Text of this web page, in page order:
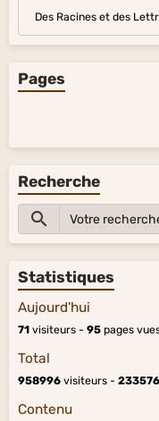
Des Racines et des
Pages
Recherche
Statistiques
Aujourd'hui
71 visiteurs - 95 pages
Total
958996 visiteurs -
Contenu